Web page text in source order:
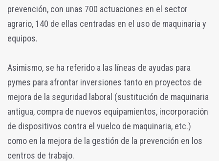
prevención, con unas 700 actuaciones en el sector
agrario, 140 de ellas centradas en el uso de maquinaria y
equipos.
Asimismo, se ha referido a las líneas de ayudas para
pymes para afrontar inversiones tanto en proyectos de
mejora de la seguridad laboral (sustitución de maquinaria
antigua, compra de nuevos equipamientos, incorporación
de dispositivos contra el vuelco de maquinaria, etc.)
como en la mejora de la gestión de la prevención en los
centros de trabajo.